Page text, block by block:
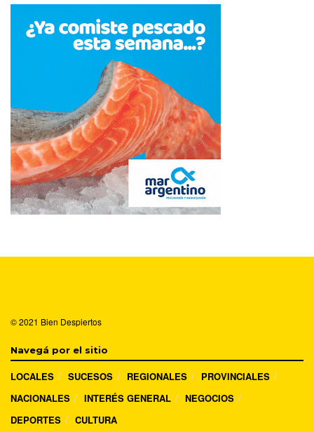
© 2021 Bien Despiertos
Navegá por el sitio
LOCALES SUCESOS REGIONALES
PROVINCIALES
NACIONALES
INTERÉS GENERAL
NEGOCIOS
DEPORTES
CULTURA